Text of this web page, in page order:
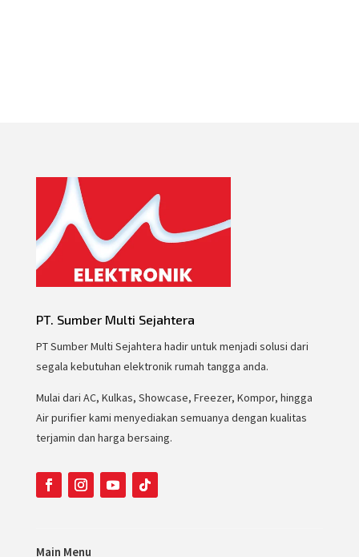
PT. Sumber Multi Sejahtera
PT Sumber Multi Sejahtera hadir untuk menjadi solusi dari
segala kebutuhan elektronik rumah tangga anda.
Mulai dari AC, Kulkas, Showcase, Freezer, Kompor, hingga
Air purifier kami menyediakan semuanya dengan kualitas
terjamin dan harga bersaing.
Main Menu